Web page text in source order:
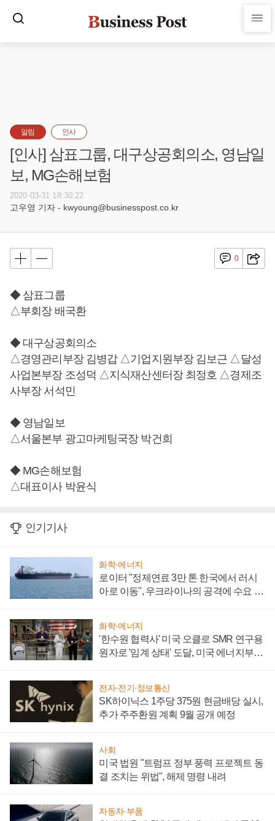
알림 인사
[인사] 삼표그룹, 대구상공회의소, 영남일
보, MG손해보험
2020-03-31 18:30:22
고우영 기자 - kwyoung@businesspost.co.kr
0
◆ 삼표그룹
△부회장 배국환
◆ 대구상공회의소
△경영관리부장 김병갑 △기업지원부장 김보근 △달성
사업본부장 조성덕 △지식재산센터장 최정호 △경제조
사부장 서석민
◆ 영남일보
△서울본부 광고마케팅국장 박건희
◆ MG손해보험
△대표이사 박윤식
인기기사
화학·에너지
로이터 "정제연료 3만 톤 한국에서 러시
아로 이동", 우크라이나의 공격에 수요 늘
화학·에너지
'한수원 협력사' 미국 오클로 SMR 연구용
원자로 '임계 상태' 도달, 미국 에너지부
전자·전기·정보통신
SK하이닉스 1주당 375원 현금배당 실시,
추가 주주환원 계획 9월 공개 예정
사회
미국 법원 "트럼프 정부 풍력 프로젝트 동
결 조치는 위법", 해제 명령 내려
자동차·부품